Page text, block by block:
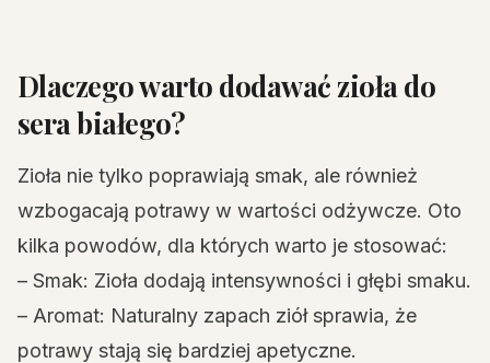
Dlaczego warto dodawać zioła do
sera białego?
Zioła nie tylko poprawiają smak, ale również
wzbogacają potrawy w wartości odżywcze. Oto
kilka powodów, dla których warto je stosować:
– Smak: Zioła dodają intensywności i głębi smaku.
– Aromat: Naturalny zapach ziół sprawia, że
potrawy stają się bardziej apetyczne.